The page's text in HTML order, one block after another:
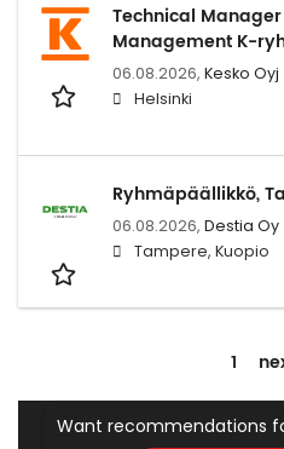
Technical
Management K-
06.08.2026, Kesko Oyj
Helsinki
Ryhmäpäällikkö,
06.08.2026, Destia Oy
Tampere, Kuopio
1
Want recommendations